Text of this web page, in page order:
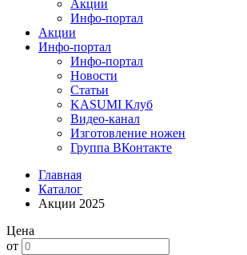
Акции
Инфо-портал
Акции
Инфо-портал
Инфо-портал
Новости
Статьи
KASUMI Клуб
Видео-канал
Изготовление ножен
Группа ВКонтакте
Главная
Каталог
Акции 2025
Цена
от